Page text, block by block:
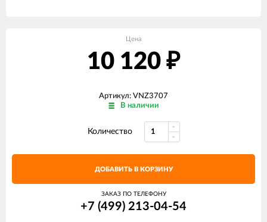
Цена
10 120 ₽
Артикул: VNZ3707
В наличии
Количество
ДОБАВИТЬ В КОРЗИНУ
ЗАКАЗ ПО ТЕЛЕФОНУ
+7 (499) 213-04-54​